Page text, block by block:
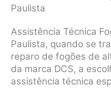
Paulista
Assistência Técnica
Paulista, quando se
reparo de fogões de
da marca DCS, a
assistência técnica